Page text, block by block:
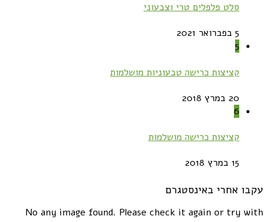
סלט פלפלים טרי וצבעוני
5 בפברואר 2021
5
קציצות כרישה טבעוניות מושלמות
20 במרץ 2018
6
קציצות כרישה מושלמות
15 במרץ 2018
עקבו אחרי באינסטגרם
No any image found. Please check it again or try with